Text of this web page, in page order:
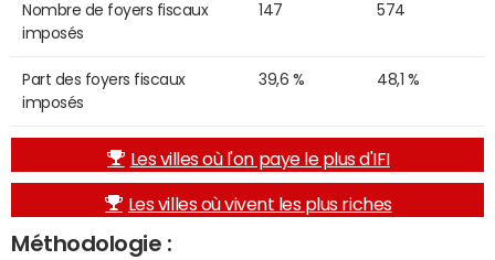
Nombre de foyers fiscaux
imposés
147 574
Part des foyers fiscaux
imposés
39,6 % 48,1 %
Les villes où l'on paye le plus d'IFI
Les villes où vivent les plus riches
Méthodologie :